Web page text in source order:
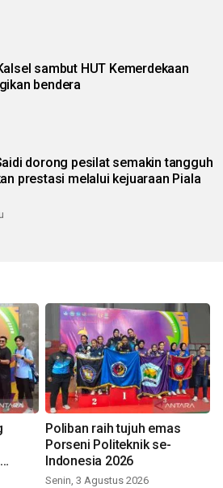
sambut HUT Kemerdekaan
bendera
dorong pesilat semakin tangguh
prestasi melalui kejuaraan Piala
Poliban raih tujuh emas
Porseni Politeknik se-
Indonesia 2026
Senin, 3 Agustus 2026